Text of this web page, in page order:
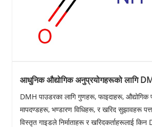
आधुनिक औद्योगिक अनुप्रयोगहरूको लागि
DMH पाउडरका लागि गुणहरू, फाइदाहरू, औद्योगिक
मापदण्डहरू, भण्डारण विधिहरू, र खरिद सुझावहरू
विस्तृत गाइडले निर्माताहरू र खरिदकर्ताहरूलाई